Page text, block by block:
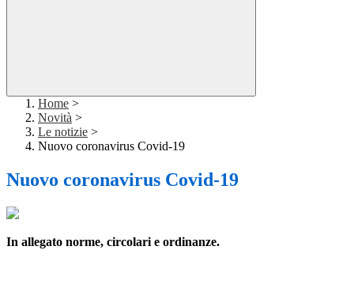
Home >
Novità >
Le notizie >
Nuovo coronavirus Covid-19
Nuovo coronavirus Covid-19
In allegato norme, circolari e ordinanze.